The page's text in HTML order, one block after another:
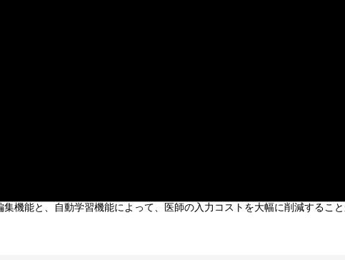
機能と、自動学習機能によって、医師の入力コストを大幅に削減するこ